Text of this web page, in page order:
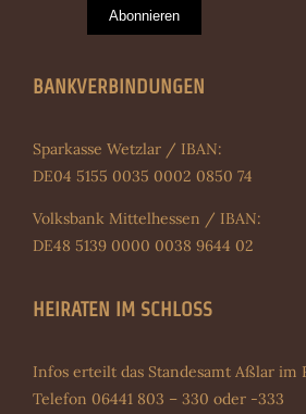
Abonnieren
BANKVERBINDUNGEN
Sparkasse Wetzlar / IBAN:
DE04 5155 0035 0002 0850 74
Volksbank Mittelhessen / IBAN:
DE48 5139 0000 0038 9644 02
HEIRATEN IM SCHLOSS
Infos erteilt das Standesamt Aßlar im
Telefon 06441 803 – 330 oder -333